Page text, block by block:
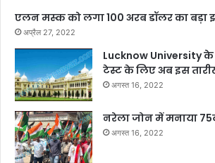
एलन मस्क को लगा 100 अरब डॉलर का बड़ा
अप्रैल 27, 2022
Lucknow University के
टेस्ट के लिए अब इस
अगस्त 16, 2022
नरेला जोन में मनाया
अगस्त 16, 2022